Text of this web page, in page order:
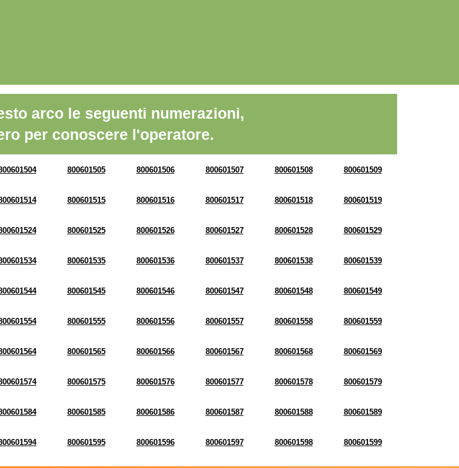
arco le seguenti numerazioni,
per conoscere l'operatore.
800601505 800601506 800601507 800601508 800601509
800601515 800601516 800601517 800601518 800601519
800601525 800601526 800601527 800601528 800601529
800601535 800601536 800601537 800601538 800601539
800601545 800601546 800601547 800601548 800601549
800601555 800601556 800601557 800601558 800601559
800601565 800601566 800601567 800601568 800601569
800601575 800601576 800601577 800601578 800601579
800601585 800601586 800601587 800601588 800601589
800601595 800601596 800601597 800601598 800601599